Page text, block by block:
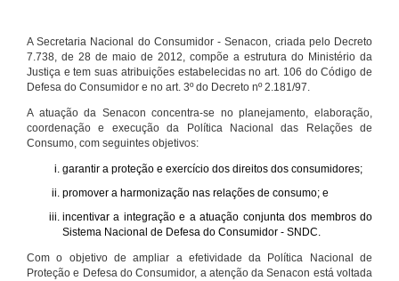
A Secretaria Nacional do Consumidor - Senacon, criada pelo Decreto
7.738, de 28 de maio de 2012, compõe a estrutura do Ministério da
Justiça e tem suas atribuições estabelecidas no art. 106 do Código de
Defesa do Consumidor e no art. 3º do Decreto nº 2.181/97.
A atuação da Senacon concentra-se no planejamento, elaboração,
coordenação e execução da Política Nacional das Relações de
Consumo, com seguintes objetivos:
garantir a proteção e exercício dos direitos dos consumidores;
promover a harmonização nas relações de consumo; e
incentivar a integração e a atuação conjunta dos membros do
Sistema Nacional de Defesa do Consumidor - SNDC.
Com o objetivo de ampliar a efetividade da Política Nacional de
Proteção e Defesa do Consumidor, a atenção da Senacon está voltada